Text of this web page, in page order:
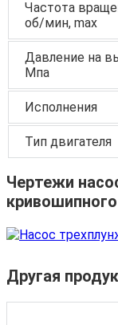
Частота
об/мин, max
Давление на
Мпа
Исполнения
Тип двигателя
Чертежи
Другая